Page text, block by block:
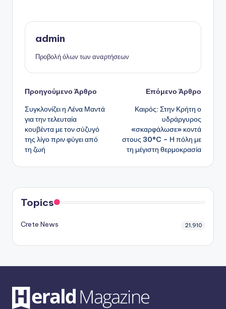
admin
Προβολή όλων των αναρτήσεων
Πλοήγηση
δημοσιεύσεων
Προηγούμενο Άρθρο
Συγκλονίζει η Λένα Μαντά
για την τελευταία
κουβέντα με τον σύζυγό
της λίγο πριν φύγει από
τη ζωή
Επόμενο Άρθρο
Καιρός: Στην Κρήτη ο
υδράργυρος
«σκαρφάλωσε» κοντά
στους 30°C – Η πόλη με
τη μέγιστη θερμοκρασία
Topics
Crete News 21,910